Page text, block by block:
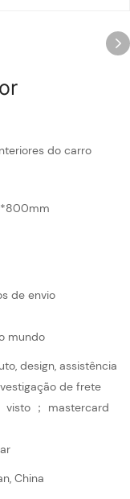
do carro
de envio
mundo
design, assistência
de frete
visto ； mastercard
China